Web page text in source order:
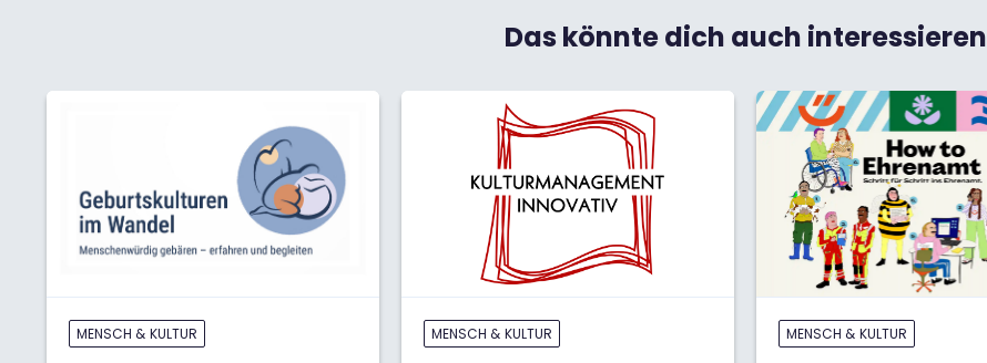
Das könnte dich auch interessieren
MENSCH & KULTUR MENSCH & KULTUR MENSCH & KULTUR